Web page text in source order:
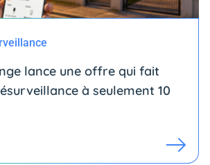
lance une offre qui fait
à seulement 10